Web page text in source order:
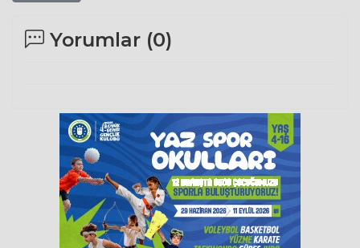
Yorumlar (0)